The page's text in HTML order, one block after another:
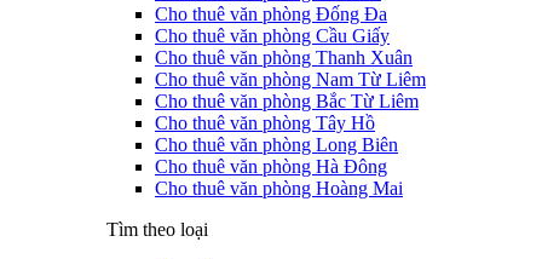
Cho thuê văn phòng Đống Đa
Cho thuê văn phòng Cầu Giấy
Cho thuê văn phòng Thanh Xuân
Cho thuê văn phòng Nam Từ Liêm
Cho thuê văn phòng Bắc Từ Liêm
Cho thuê văn phòng Tây Hồ
Cho thuê văn phòng Long Biên
Cho thuê văn phòng Hà Đông
Cho thuê văn phòng Hoàng Mai
Tìm theo loại